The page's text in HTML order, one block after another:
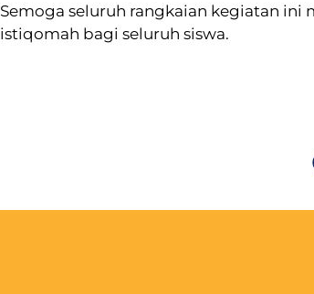
Semoga seluruh rangkaian kegiatan ini
istiqomah bagi seluruh siswa.